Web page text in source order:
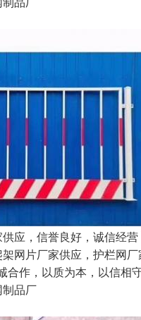
应，信誉良好，诚信经营
网片厂家供应，护栏网
合作，以质为本，以信相
品厂